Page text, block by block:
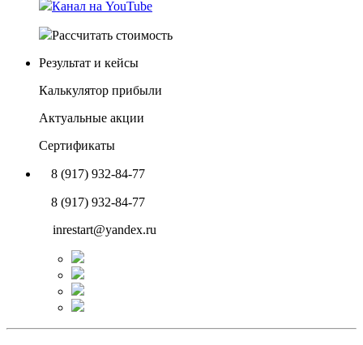
Канал на YouTube
Рассчитать стоимость
Результат и кейсы
Калькулятор прибыли
Актуальные акции
Сертификаты
8 (917) 932-84-77
8 (917) 932-84-77
inrestart@yandex.ru